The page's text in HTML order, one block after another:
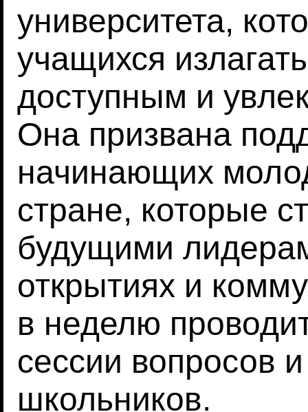
университета,
учащихся
доступным и
Она призвана
начинающих
стране, которые
будущими
открытиях и
в неделю
сессии вопросов
школьников.